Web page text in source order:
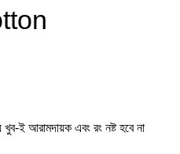
ই আরামদায়ক এবং রং নষ্ট হবে না